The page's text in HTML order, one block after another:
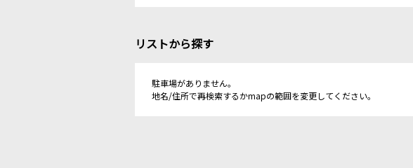
リストから探す
駐車場がありません。
地名/住所で再検索するかmapの範囲を変更してください。